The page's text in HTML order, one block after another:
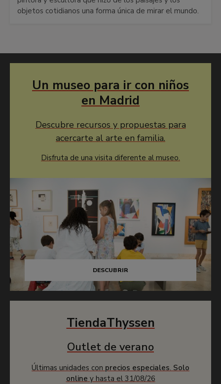
objetos cotidianos una forma única de mirar el mundo.
Un museo para ir con niños
en Madrid
Descubre recursos y propuestas para
acercarte al arte en familia.
Disfruta de una visita diferente al museo.
DESCUBRIR
TiendaThyssen
Outlet de verano
Últimas unidades con precios especiales. Solo
online y hasta el 31/08/26